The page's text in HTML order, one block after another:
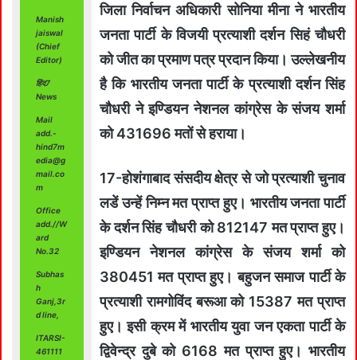
Manish
jaiswal
(Chief
Editor)
हिंद7
News
Mail
add.-
hind7m
edia@g
mail.co
m
Office
add.//W
ard
No.32
Subhas
h
Ganj,3r
d line,
ITARSI-
461111
जिला निर्वाचन अधिकारी सोनिया मीना ने भारतीय
जनता पार्टी के विजयी प्रत्‍याशी दर्शन सिहं चौधरी
को जीत का प्रमाण पत्र प्रदान किया। उल्‍लेखनीय
है कि भारतीय जनता पार्टी के प्रत्‍याशी दर्शन सिंह
चौधरी ने इण्डियन नेशनल कांग्रेस के संजय शर्मा
को 431696 मतों से हराया।
17-होशंगाबाद संसदीय क्षेत्र से जो प्रत्‍याशी चुनाव
लडें उन्‍हें निम्‍न मत प्राप्‍त हुए। भारतीय जनता पार्टी
के दर्शन सिंह चौधरी को 812147 मत प्राप्‍त हुए।
इण्डियन नेशनल कांग्रेस के संजय शर्मा को
380451 मत प्राप्‍त हुए। बहुजन समाज पार्टी के
प्रत्‍याशी रामगोविंद बरूआ को 15387 मत प्राप्‍त
हुए। इसी क्रम में भारतीय युवा जन एकता पार्टी के
द्विवेन्‍द्र दुबे को 6168 मत प्राप्‍त हुए। भारतीय